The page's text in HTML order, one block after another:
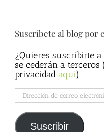
Suscríbete al blog por
¿Quieres suscribirte
se cederán a terceros
privacidad aqui).
Dirección
de
correo
electrónico
Suscribir